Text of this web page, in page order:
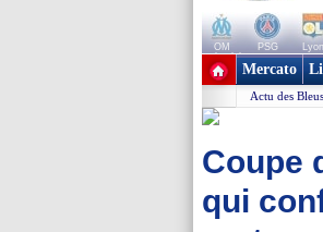
OM PSG Lyon
+ de clubs
Mercato
Actu des Bleus
Coupe
qui